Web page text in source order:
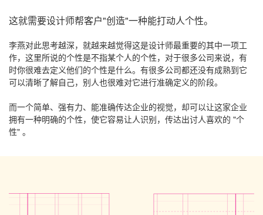
这就需要设计师帮客户"创造"一种能打动人个性。
李燕对此思考越深，就越来越觉得这是设计师最重要的其中一项工
作，这里所说的个性是不指某个人的个性，对于很多公司来说，有
时你很难去定义他们的个性是什么。有很多公司都还没有成熟到它
可以清晰了解自己，别人也很难对它进行准确定义的阶段。
而一个简单、强有力、能准确传达企业的视觉，却可以让这家企业
拥有一种明确的个性，使它容易让人识别，传达出讨人喜欢的 "个
性" 。